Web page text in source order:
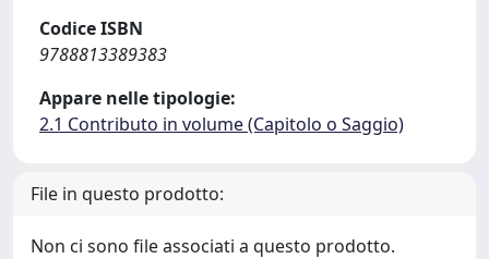
Codice ISBN
9788813389383
Appare nelle tipologie:
2.1 Contributo in volume (Capitolo o Saggio)
File in questo prodotto:
Non ci sono file associati a questo prodotto.